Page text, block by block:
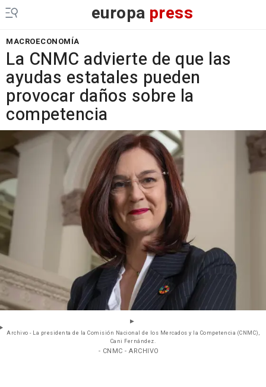
europa press
MACROECONOMÍA
La CNMC advierte de que las
ayudas estatales pueden
provocar daños sobre la
competencia
Archivo - La presidenta de la Comisión Nacional de los Mercados y la Competencia (CNMC),
Cani Fernández.
- CNMC - ARCHIVO